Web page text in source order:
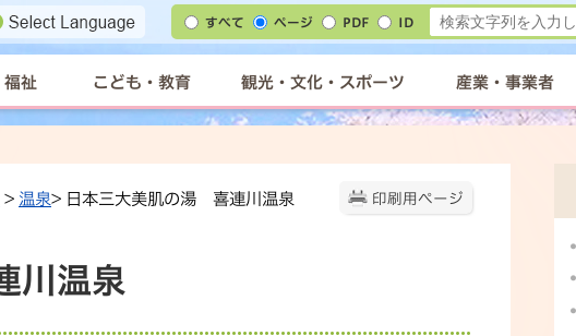
すべて ページ PDF ID
福祉 こども・教育 観光・文化・スポーツ 産業・事業者
印刷用ページ
> 温泉> 日本三大美肌の湯 喜連川温泉
川温泉